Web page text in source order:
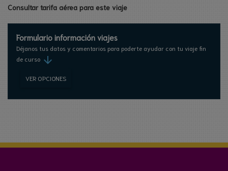
Consultar tarifa aérea para este viaje
Formulario información viajes
Déjanos tus datos y comentarios para poderte ayudar con tu viaje fin
de curso arrow_downward
VER OPCIONES